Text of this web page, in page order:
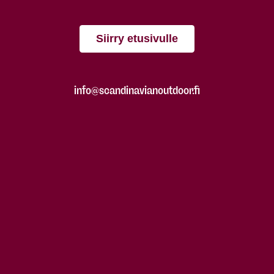
Siirry etusivulle
info@scandinavianoutdoor.fi